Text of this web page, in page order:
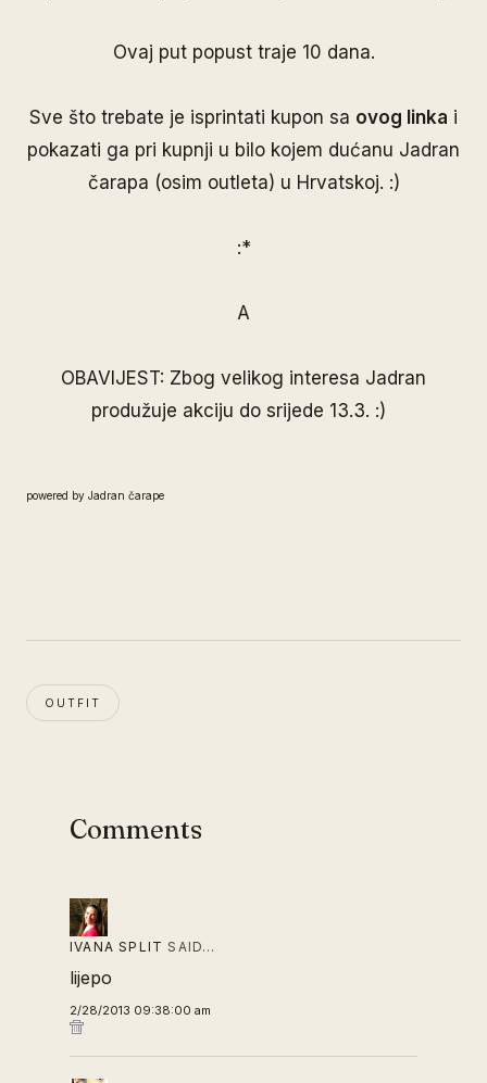
Ovaj put popust traje 10 dana.
Sve što trebate je isprintati kupon sa ovog linka i
pokazati ga pri kupnji u bilo kojem dućanu Jadran
čarapa (osim outleta) u Hrvatskoj. :)
:*
A
OBAVIJEST: Zbog velikog interesa Jadran
produžuje akciju do srijede 13.3. :)
powered by Jadran čarape
OUTFIT
Comments
IVANA SPLIT SAID…
lijepo
2/28/2013 09:38:00 am